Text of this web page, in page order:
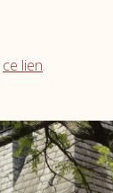
ce lien.